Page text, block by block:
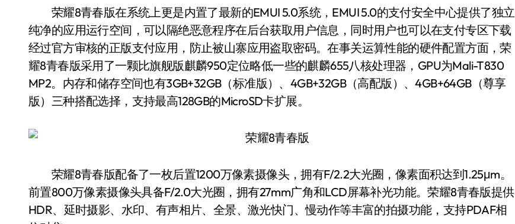
荣耀8青春版在系统上更是内置了最新的EMUI 5.0系统，EMUI 5.0的支付安全中心提供了独立
纯净的应用运行空间，可以隔绝恶意程序在后台获取用户信息，同时用户也可以在支付专区下载
经过官方审核的正版支付应用，防止被山寨应用盗取密码。在事关运算性能的硬件配置方面，荣
耀8青春版采用了一颗比旗舰版麒麟950定位略低一些的麒麟655八核处理器，GPU为Mali-T830
MP2。内存和储存空间也有3GB+32GB（标准版）、4GB+32GB（高配版）、4GB+64GB（尊享
版）三种搭配选择，支持最高128GB的MicroSD卡扩展。
荣耀8青春版配备了一枚后置1200万像素摄像头，拥有F/2.2大光圈，像素面积达到1.25μm。
前置800万像素摄像头具备F/2.0大光圈，拥有27mm广角和LCD屏幕补光功能。荣耀8青春版提供
HDR、延时摄影、水印、有声相片、全景、激光快门、慢动作等丰富的拍摄功能，支持PDAF相